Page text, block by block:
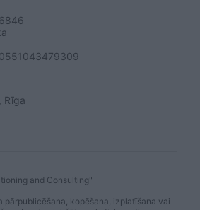
Rīga
and Consulting"
pārpublicēšana, kopēšana, izplatīšana vai